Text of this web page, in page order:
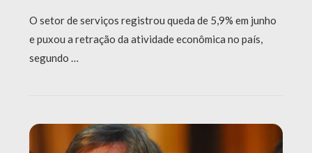
O setor de serviços registrou queda de 5,9% em junho
e puxou a retração da atividade econômica no país,
segundo …